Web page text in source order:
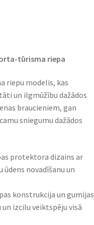
tūrisma riepa
riepu modelis, kas
un ilgmūžību dažādos
braucieniem, gan
sniegumu dažādos
protektora dizains ar
novadīšanu un
konstrukcija un gumijas
izcilu veiktspēju visā